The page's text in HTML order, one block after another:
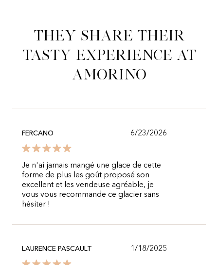
They share their
tasty experience at
Amorino
FERCANO 6/23/2026
Je n'ai jamais mangé une glace de cette
forme de plus les goût proposé son
excellent et les vendeuse agréable, je
vous vous recommande ce glacier sans
hésiter !
LAURENCE PASCAULT 1/18/2025